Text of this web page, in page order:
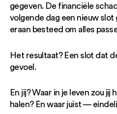
gegeven. De financiële
volgende dag een nieuw
eraan besteed om alles
Het resultaat? Een slot dat
gevoel.
En jij? Waar in je leven zou
halen? En waar juist —